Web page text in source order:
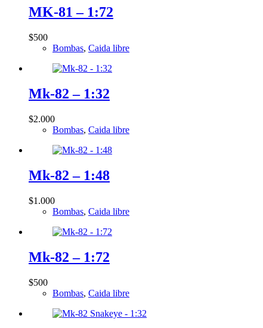
MK-81 – 1:72
$500
Bombas, Caida libre
Mk-82 – 1:32
$2.000
Bombas, Caida libre
Mk-82 – 1:48
$1.000
Bombas, Caida libre
Mk-82 – 1:72
$500
Bombas, Caida libre